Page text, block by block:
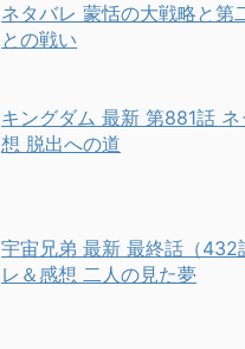
ネタバレ 蒙恬の大戦略と第
との戦い
キングダム 最新 第881話
想 脱出への道
宇宙兄弟 最新 最終話（432
レ＆感想 二人の見た夢